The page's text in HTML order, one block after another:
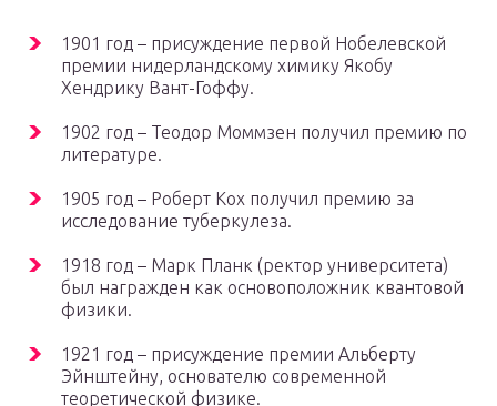
1901 год – присуждение первой Нобелевской
премии нидерландскому химику Якобу
Хендрику Вант-Гоффу.
1902 год – Теодор Моммзен получил премию по
литературе.
1905 год – Роберт Кох получил премию за
исследование туберкулеза.
1918 год – Марк Планк (ректор университета)
был награжден как основоположник квантовой
физики.
1921 год – присуждение премии Альберту
Эйнштейну, основателю современной
теоретической физике.